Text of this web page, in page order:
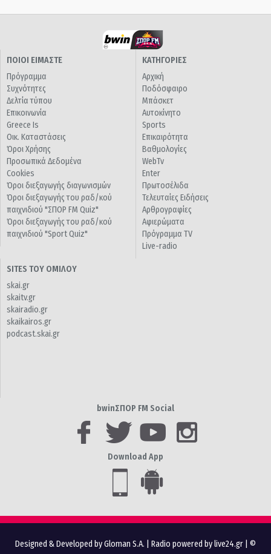
ΠΟΙΟΙ ΕΙΜΑΣΤΕ
Πρόγραμμα
Συχνότητες
Δελτία τύπου
Επικοινωνία
Greece Is
Οικ. Καταστάσεις
Όροι Χρήσης
Προσωπικά Δεδομένα
Cookies
Όροι διεξαγωγής διαγωνισμών
Όροι διεξαγωγής του ραδ/κού
παιχνιδιού "ΣΠΟΡ FM Quiz"
Όροι διεξαγωγής του ραδ/κού
παιχνιδιού "Sport Quiz"
ΚΑΤΗΓΟΡΙΕΣ
Αρχική
Ποδόσφαιρο
Μπάσκετ
Αυτοκίνητο
Sports
Επικαιρότητα
Βαθμολογίες
WebTv
Enter
Πρωτοσέλιδα
Τελευταίες Ειδήσεις
Αρθρογραφίες
Αφιερώματα
Πρόγραμμα TV
Live-radio
SITES ΤΟΥ ΟΜΙΛΟΥ
skai.gr
skaitv.gr
skairadio.gr
skaikairos.gr
podcast.skai.gr
bwinΣΠΟΡ FM Social
Download App
Designed & Developed by Gloman S.A. Radio powered by live24.gr | ©